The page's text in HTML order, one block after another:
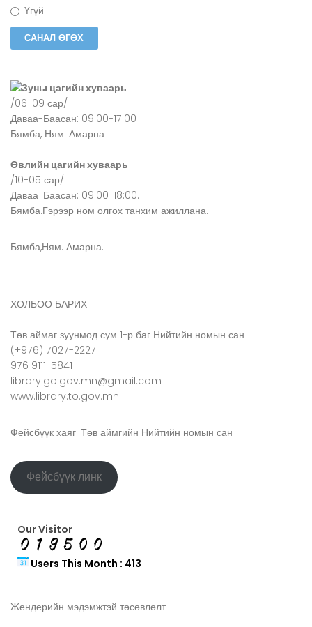
Үгүй
Зуны цагийн хуваарь
/06-09 сар/
Даваа-Баасан: 09:00-17:00
Бямба, Ням: Амарна
Өвлийн цагийн хуваарь
/10-05 сар/
Даваа-Баасан: 09:00-18:00.
Бямба:Гэрээр ном олгох танхим ажиллана.
Бямба,Ням: Амарна.
ХОЛБОО БАРИХ:
Төв аймаг зуунмод сум 1-р баг Нийтийн номын сан
(+976) 7027-2227
976 9111-5841
library.go.gov.mn@gmail.com
www.library.to.gov.mn
Фейсбүүк хаяг-Төв аймгийн Нийтийн номын сан
Фейсбүүк линк
Our Visitor
Users This Month : 413
Жендерийн мэдэмжтэй төсөвлөлт